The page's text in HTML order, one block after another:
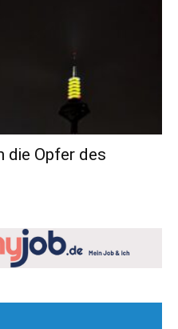
die Opfer des